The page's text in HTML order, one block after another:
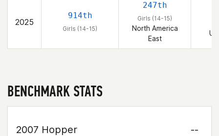
2025
914th
Girls (14-15)
247th
Girls (14-15)
North America
East
BENCHMARK STATS
2007 Hopper
--